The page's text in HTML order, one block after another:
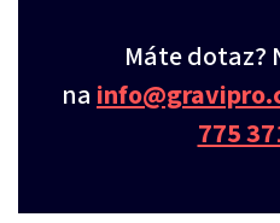
Máte dotaz?
na
775